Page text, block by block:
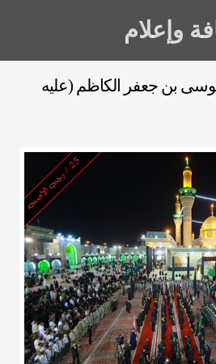
وإعلام
بن جعفر الكاظم (عليه